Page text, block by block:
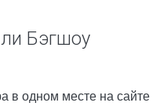
Бэгшоу
в одном месте на сайте